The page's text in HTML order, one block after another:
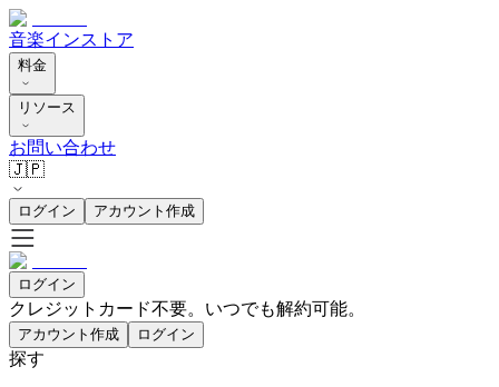
音楽インストア
料金
リソース
お問い合わせ
🇯🇵
ログイン アカウント作成
ログイン
クレジットカード不要。いつでも解約可能。
アカウント作成 ログイン
探す